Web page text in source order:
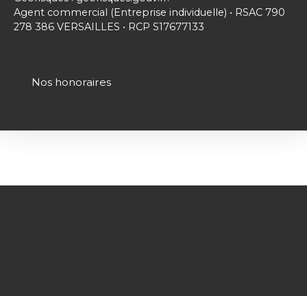
Agent commercial (Entreprise individuelle) • RSAC 790
278 386 VERSAILLES • RCP S17677133
Nos honoraires